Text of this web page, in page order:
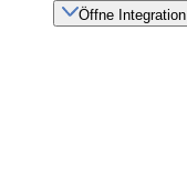
Öffne Integration